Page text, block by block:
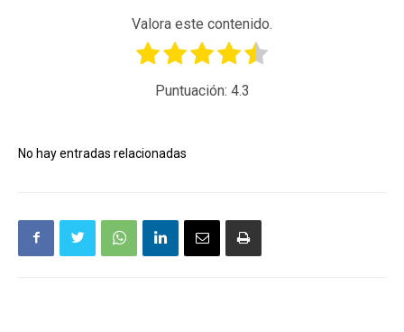
Valora este contenido.
Puntuación: 4.3
No hay entradas relacionadas